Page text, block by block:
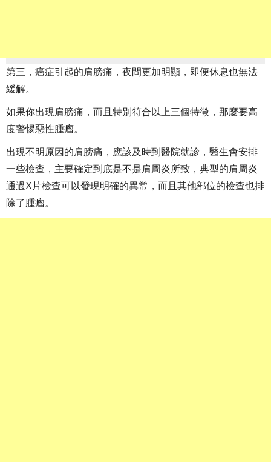
第三，癌症引起的肩膀痛，夜間更加明顯，即便休息也無法
緩解。
如果你出現肩膀痛，而且特別符合以上三個特徵，那麼要高
度警惕惡性腫瘤。
出現不明原因的肩膀痛，應該及時到醫院就診，醫生會安排
一些檢查，主要確定到底是不是肩周炎所致，典型的肩周炎
通過X片檢查可以發現明確的異常，而且其他部位的檢查也排
除了腫瘤。